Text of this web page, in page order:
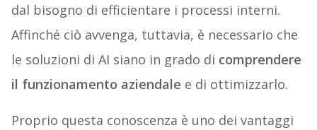
dal bisogno di efficientare i processi interni.
Affinché ciò avvenga, tuttavia, è necessario che
le soluzioni di AI siano in grado di comprendere
il funzionamento aziendale e di ottimizzarlo.
Proprio questa conoscenza è uno dei vantaggi